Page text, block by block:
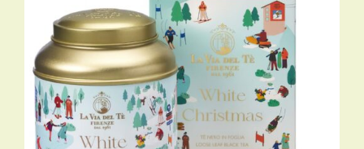
OPTIES SELECTEREN
DIT
PRODUCT
HEEFT
MEERDERE
VARIATIES.
DETAILS